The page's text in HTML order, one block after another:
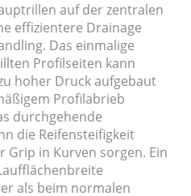
auf der zentralen
effizientere Drainage
Das einmalige
Profilseiten kann
hoher Druck aufgebaut
Profilabrieb
durchgehende
die Reifensteifigkeit
in Kurven sorgen. Ein
als beim normalen